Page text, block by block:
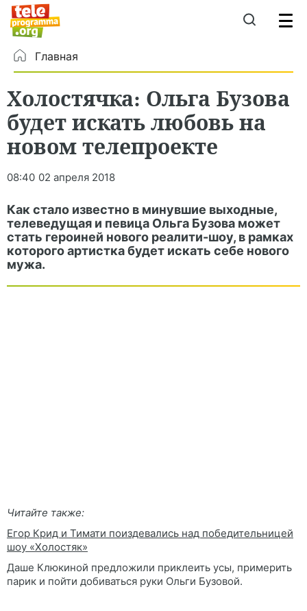
Главная
Холостячка: Ольга Бузова
будет искать любовь на
новом телепроекте
08:40 02 апреля 2018
Как стало известно в минувшие выходные,
телеведущая и певица Ольга Бузова может
стать героиней нового реалити-шоу, в рамках
которого артистка будет искать себе нового
мужа.
Читайте также:
Егор Крид и Тимати поиздевались над победительницей
шоу «Холостяк»
Даше Клюкиной предложили приклеить усы, примерить
парик и пойти добиваться руки Ольги Бузовой.